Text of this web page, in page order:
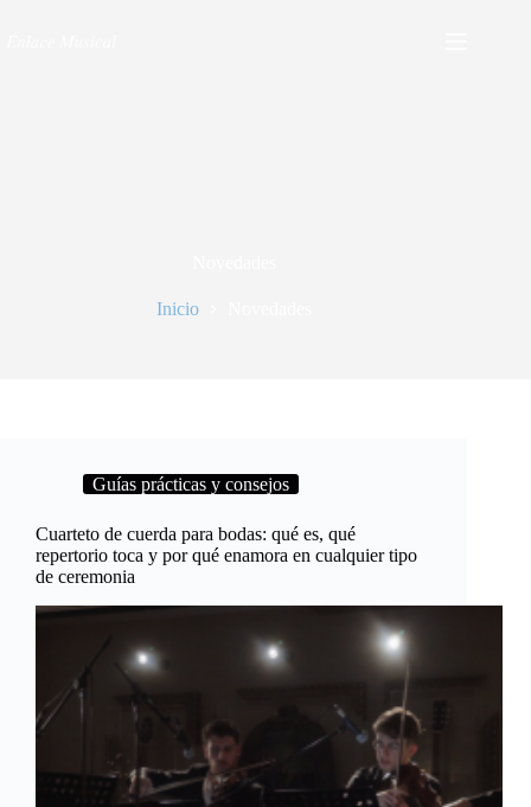
Inicio
Guías prácticas y consejos
Cuarteto de cuerda para bodas: qué es, qué
repertorio toca y por qué enamora en cualquier tipo
de ceremonia